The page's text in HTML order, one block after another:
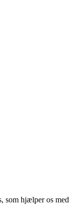
som hjælper os med